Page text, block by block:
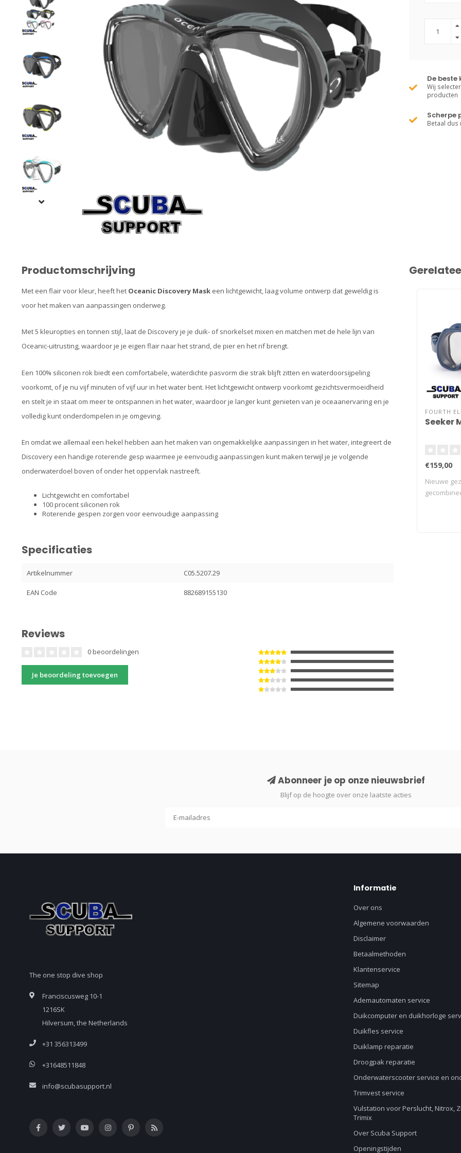
De beste
Wij
producten
Scherpe
Betaal dus
Productomschrijving
Met een flair voor kleur, heeft het Oceanic Discovery Mask een lichtgewicht, laag volume ontwerp dat geweldig is
voor het maken van aanpassingen onderweg.
Met 5 kleuropties en tonnen stijl, laat de Discovery je je duik- of snorkelset mixen en matchen met de hele lijn van
Oceanic-uitrusting, waardoor je je eigen flair naar het strand, de pier en het rif brengt.
Een 100% siliconen rok biedt een comfortabele, waterdichte pasvorm die strak blijft zitten en waterdoorsijpeling
voorkomt, of je nu vijf minuten of vijf uur in het water bent. Het lichtgewicht ontwerp voorkomt gezichtsvermoeidheid
en stelt je in staat om meer te ontspannen in het water, waardoor je langer kunt genieten van je oceaanervaring en je
volledig kunt onderdompelen in je omgeving.
En omdat we allemaal een hekel hebben aan het maken van ongemakkelijke aanpassingen in het water, integreert de
Discovery een handige roterende gesp waarmee je eenvoudig aanpassingen kunt maken terwijl je je volgende
onderwaterdoel boven of onder het oppervlak nastreeft.
Lichtgewicht en comfortabel
100 procent siliconen rok
Roterende gespen zorgen voor eenvoudige aanpassing
Specificaties
Artikelnummer C05.5207.29
EAN Code 882689155130
Reviews
0 beoordelingen
Je beoordeling toevoegen
FOURTH
Seeker
€159,00
Nieuwe
Abonneer je op onze nieuwsbrief
Blijf op de hoogte over onze laatste acties
The one stop dive shop
Franciscusweg 10-1
1216SK
Hilversum, the Netherlands
+31 356313499
+31648511848
info@scubasupport.nl
Informatie
Over ons
Algemene voorwaarden
Disclaimer
Betaalmethoden
Klantenservice
Sitemap
Ademautomaten service
Duikcomputer en duikhorloge
Duikfles service
Duiklamp reparatie
Droogpak reparatie
Onderwaterscooter service en
Trimvest service
Vulstation voor Perslucht, Nitrox,
Trimix
Over Scuba Support
Openingstijden